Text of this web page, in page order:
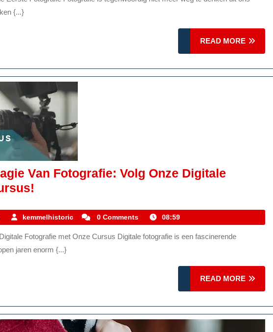
{...}
READ MORE
MORE
Van Fotografie: Volg Onze Digitale
Magie
Van
Fotografie:
Fotografie
Cursus!
16
april
2026
kemmelhistoric kemmelhistoric
0 Comments 08:59
jaren enorm {...}
READ MORE
MORE